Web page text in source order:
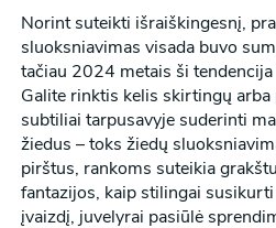
Norint suteikti išraiškingesnį,
sluoksniavimas visada buvo
tačiau 2024 metais ši
Galite rinktis kelis skirtingų
subtiliai tarpusavyje suderinti
žiedus – toks žiedų
pirštus, rankoms suteikia
fantazijos, kaip stilingai
įvaizdį, juvelyrai pasiūlė